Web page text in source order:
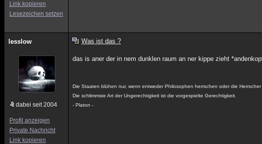
Link kopieren
Lesezeichen setzen
lesslow
dabei seit 2004
Profil anzeigen
Private Nachricht
Link kopieren
Was ist das ?
das is aner der in nem dunklen raum an ner kippe zieht
Die Staaten blühen nur, wenn entweder Philosophen herrschen oder die Herrscher
Die schlimmste Art der Ungerechtigkeit ist die vorgespielte Gerechtigkeit.
- Platon -